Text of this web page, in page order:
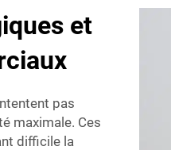
et
pas
maximale. Ces
difficile la